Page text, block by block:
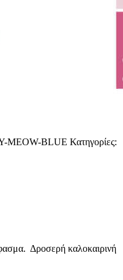
MEOW-BLUE Κατηγορίες:
Δροσερή καλοκαιρινή